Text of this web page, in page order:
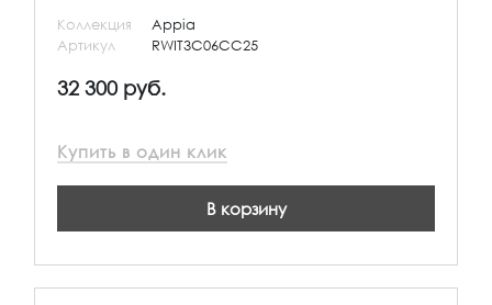
Коллекция
Appia
Артикул
RWIT3C06CC25
32 300 руб.
Купить в один клик
В корзину